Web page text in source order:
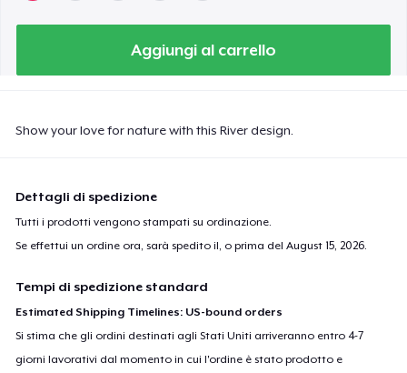
Aggiungi al carrello
Show your love for nature with this River design.
Dettagli di spedizione
Tutti i prodotti vengono stampati su ordinazione.
Se effettui un ordine ora, sarà spedito il, o prima delAugust 15, 2026
Tempi di spedizione standard
Estimated Shipping Timelines: US-bound orders
Si stima che gli ordini destinati agli Stati Uniti arriveranno entro 4-7
giorni lavorativi dal momento in cui l'ordine è stato prodotto e